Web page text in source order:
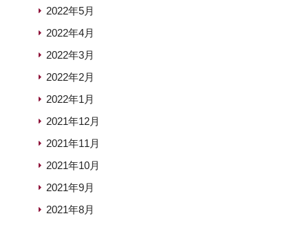
2022年5月
2022年4月
2022年3月
2022年2月
2022年1月
2021年12月
2021年11月
2021年10月
2021年9月
2021年8月